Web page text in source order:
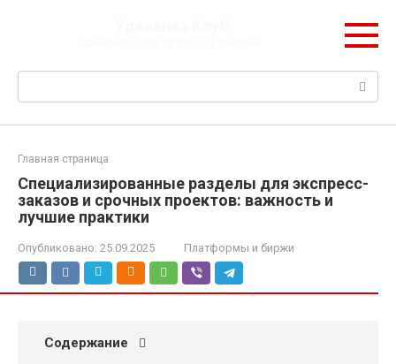
Поиск:
Главная страница
Специализированные разделы для экспресс-
заказов и срочных проектов: важность и
лучшие практики
Опубликовано: 25.09.2025 Платформы и биржи
Содержание